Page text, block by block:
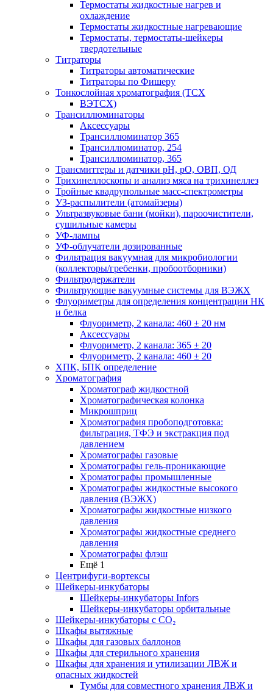
Термостаты жидкостные нагрев и
охлаждение
Термостаты жидкостные нагревающие
Термостаты, термостаты-шейкеры
твердотельные
Титраторы
Титраторы автоматические
Титраторы по Фишеру
Тонкослойная хроматография (ТСХ
ВЭТСХ)
Трансиллюминаторы
Аксессуары
Трансиллюминатор 365
Трансиллюминатор, 254
Трансиллюминатор, 365
Трансмиттеры и датчики рН, рО, ОВП, ОД
Трихинеллоскопы и анализ мяса на трихинеллез
Тройные квадрупольные масс-спектрометры
УЗ-распылители (атомайзеры)
Ультразвуковые бани (мойки), пароочистители,
сушильные камеры
УФ-лампы
УФ-облучатели дозированные
Фильтрация вакуумная для микробиологии
(коллекторы/гребенки, пробоотборники)
Фильтродержатели
Фильтрующие вакуумные системы для ВЭЖХ
Флуориметры для определения концентрации НК
и белка
Флуориметр, 2 канала: 460 ± 20 нм
Аксессуары
Флуориметр, 2 канала: 365 ± 20
Флуориметр, 2 канала: 460 ± 20
ХПК, БПК определение
Хроматография
Хроматограф жидкостной
Хроматографическая колонка
Микрошприц
Хроматография пробоподготовка:
фильтрация, ТФЭ и экстракция под
давлением
Хроматографы газовые
Хроматографы гель-проникающие
Хроматографы промышленные
Хроматографы жидкостные высокого
давления (ВЭЖХ)
Хроматографы жидкостные низкого
давления
Хроматографы жидкостные среднего
давления
Хроматографы флэш
Ещё 1
Центрифуги-вортексы
Шейкеры-инкубаторы
Шейкеры-инкубаторы Infors
Шейкеры-инкубаторы орбитальные
Шейкеры-инкубаторы с CО₂
Шкафы вытяжные
Шкафы для газовых баллонов
Шкафы для стерильного хранения
Шкафы для хранения и утилизации ЛВЖ и
опасных жидкостей
Тумбы для совместного хранения ЛВЖ и